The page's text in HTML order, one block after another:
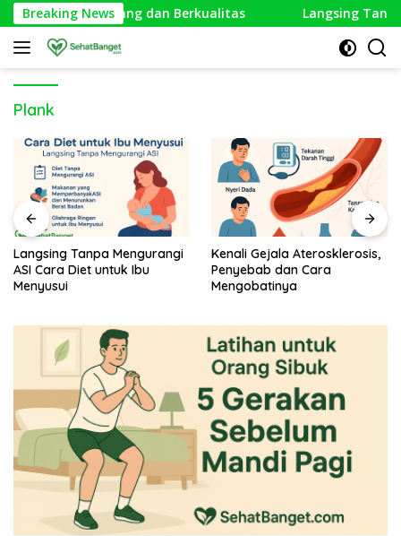
Langsung
ke
konten
Breaking News
Lebih Seimbang dan Berkualitas Langsing Tanpa
Plank
Langsing Tanpa Mengurangi
ASI Cara Diet untuk Ibu
Menyusui
Kenali Gejala Aterosklerosis,
Penyebab dan Cara
Mengobatinya